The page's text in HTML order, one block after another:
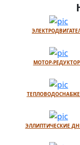
МОТОР-
ЭЛЛИПТИЧЕСКИЕ